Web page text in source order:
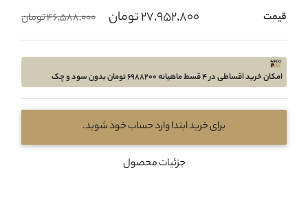
قیمت 27,952,800 تومان 46,588,000 تومان
امکان خرید اقساطی در 4 قسط ماهیانه 6988200 تومان بدون سود و چک
برای خرید ابتدا وارد حساب خود شوید.
جزئیات محصول